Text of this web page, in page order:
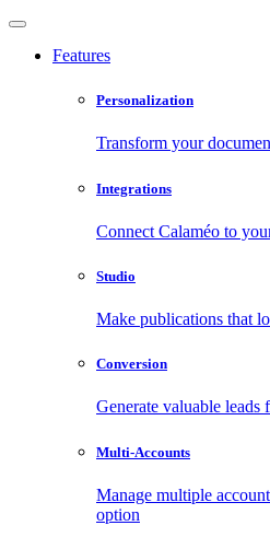
Features
Personalization
Transform your
Integrations
Connect Calaméo to
Studio
Make publications that
Conversion
Generate valuable
Multi-Accounts
Manage multiple
option